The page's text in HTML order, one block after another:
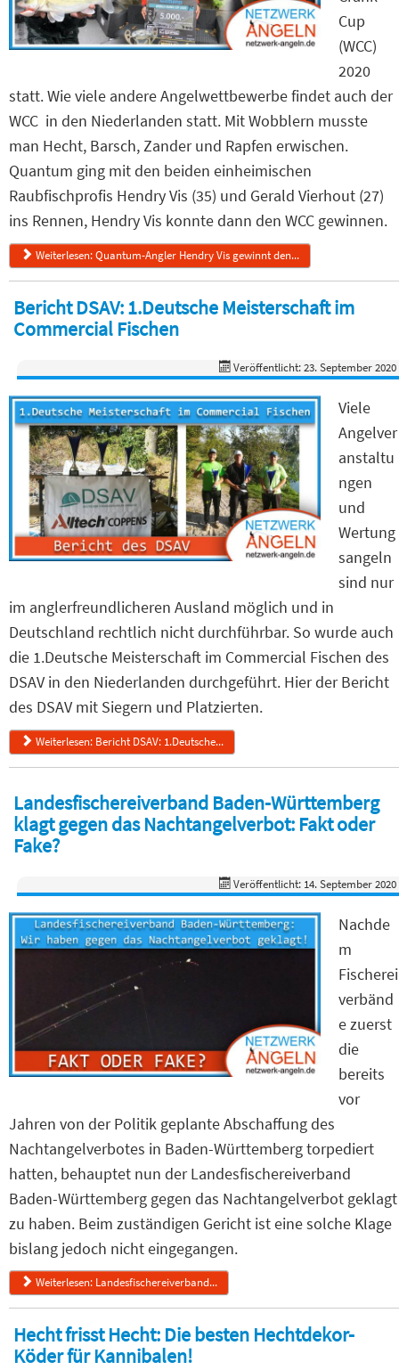
Cup
(WCC)
2020
statt. Wie viele andere Angelwettbewerbe findet auch der
WCC in den Niederlanden statt. Mit Wobblern musste
man Hecht, Barsch, Zander und Rapfen erwischen.
Quantum ging mit den beiden einheimischen
Raubfischprofis Hendry Vis (35) und Gerald Vierhout (27)
ins Rennen, Hendry Vis konnte dann den WCC gewinnen.
Weiterlesen: Quantum-Angler Hendry Vis gewinnt den...
Bericht DSAV: 1.Deutsche Meisterschaft im
Commercial Fischen
Veröffentlicht: 23. September 2020
Viele
Angelver
anstaltu
ngen
und
Wertung
sangeln
sind nur
im anglerfreundlicheren Ausland möglich und in
Deutschland rechtlich nicht durchführbar. So wurde auch
die 1.Deutsche Meisterschaft im Commercial Fischen des
DSAV in den Niederlanden durchgeführt. Hier der Bericht
des DSAV mit Siegern und Platzierten.
Weiterlesen: Bericht DSAV: 1.Deutsche...
Landesfischereiverband Baden-Württemberg
klagt gegen das Nachtangelverbot: Fakt oder
Fake?
Veröffentlicht: 14. September 2020
Nachde
m
Fischerei
verbänd
e zuerst
die
bereits
vor
Jahren von der Politik geplante Abschaffung des
Nachtangelverbotes in Baden-Württemberg torpediert
hatten, behauptet nun der Landesfischereiverband
Baden-Württemberg gegen das Nachtangelverbot geklagt
zu haben. Beim zuständigen Gericht ist eine solche Klage
bislang jedoch nicht eingegangen.
Weiterlesen: Landesfischereiverband...
Hecht frisst Hecht: Die besten Hechtdekor-
Köder für Kannibalen!